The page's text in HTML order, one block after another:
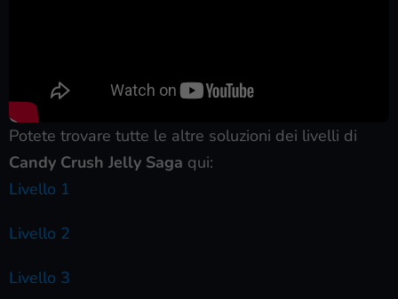
Potete trovare tutte le altre soluzioni dei livelli di
Candy Crush Jelly Saga qui:
Livello 1
Livello 2
Livello 3